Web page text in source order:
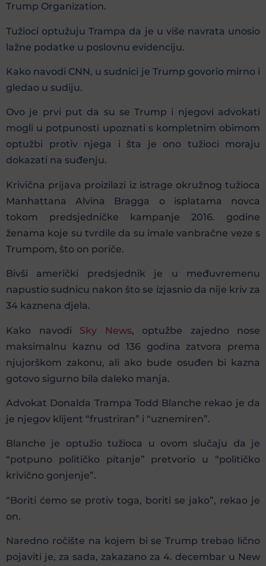
Trump Organization.
Tužioci optužuju Trampa da je u više navrata unosio
lažne podatke u poslovnu evidenciju.
Kako navodi CNN, u sudnici je Trump govorio mirno i
gledao u sudiju.
Ovo je prvi put da su se Trump i njegovi advokati
mogli u potpunosti upoznati s kompletnim obimom
optužbi protiv njega i šta je ono tužioci moraju
dokazati na suđenju.
Krivična prijava proizilazi iz istrage okružnog tužioca
Manhattana Alvina Bragga o isplatama novca
tokom predsjedničke kampanje 2016. godine
ženama koje su tvrdile da su imale vanbračne veze s
Trumpom, što on poriče.
Bivši američki predsjednik je u međuvremenu
napustio sudnicu nakon što se izjasnio da nije kriv za
34 kaznena djela.
Kako navodi Sky News, optužbe zajedno nose
maksimalnu kaznu od 136 godina zatvora prema
njujorškom zakonu, ali ako bude osuđen bi kazna
gotovo sigurno bila daleko manja.
Advokat Donalda Trampa Todd Blanche rekao je da
je njegov klijent “frustriran” i “uznemiren”.
Blanche je optužio tužioca u ovom slučaju da je
“potpuno političko pitanje” pretvorio u “političko
krivično gonjenje”.
“Boriti ćemo se protiv toga, boriti se jako”, rekao je
on.
Naredno ročište na kojem bi se Trump trebao lično
pojaviti je, za sada, zakazano za 4. decembar u New